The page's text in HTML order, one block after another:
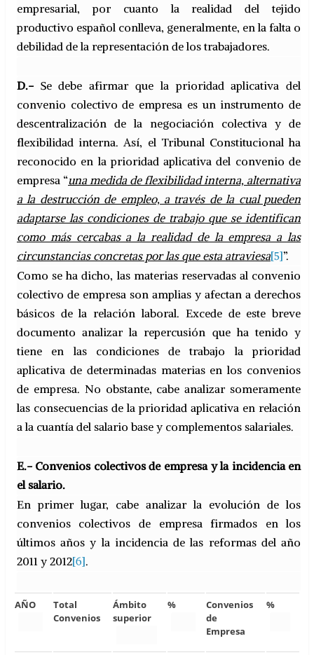
empresarial, por cuanto la realidad del tejido
productivo español conlleva, generalmente, en la falta o
debilidad de la representación de los trabajadores.
D.-Se debe afirmar que la prioridad aplicativa del
convenio colectivo de empresa es un instrumento de
descentralización de la negociación colectiva y de
flexibilidad interna. Así, el Tribunal Constitucional ha
reconocido en la prioridad aplicativa del convenio de
empresa “una medida de flexibilidad interna, alternativa
a la destrucción de empleo, a través de la cual pueden
adaptarse las condiciones de trabajo que se identifican
como más cercabas a la realidad de la empresa a las
circunstancias concretas por las que esta atraviesa[5]”.
Como se ha dicho, las materias reservadas al convenio
colectivo de empresa son amplias y afectan a derechos
básicos de la relación laboral. Excede de este breve
documento analizar la repercusión que ha tenido y
tiene en las condiciones de trabajo la prioridad
aplicativa de determinadas materias en los convenios
de empresa. No obstante, cabe analizar someramente
las consecuencias de la prioridad aplicativa en relación
a la cuantía del salario base y complementos salariales.
E.- Convenios colectivos de empresa y la incidencia en
el salario.
En primer lugar, cabe analizar la evolución de los
convenios colectivos de empresa firmados en los
últimos años y la incidencia de las reformas del año
2011 y 2012[6].
AÑO
Total
Convenios
Ámbito
superior
%
Convenios
de
Empresa
%